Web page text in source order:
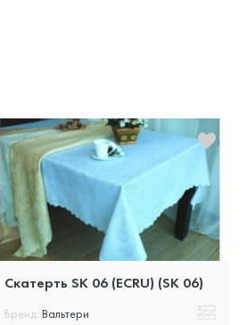
Скатерть SK 06 (ECRU) (SK 06)
Бренд: Вальтери